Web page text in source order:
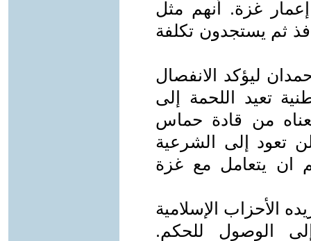
إعمار غزة. أنهم مثل
ثم يستجدون تكلفة
ليؤكد الانفصال
تعيد اللحمة إلى
من قادة حماس
تعود إلى الشرعية
ان يتعامل مع غزة
الأحزاب الإسلامية
الوصول للحكم.